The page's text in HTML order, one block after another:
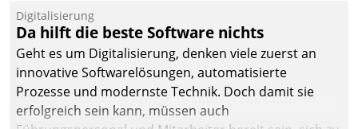
Digitalisierung
Da hilft die beste Software nichts
Geht es um Digitalisierung, denken viele zuerst an
innovative Softwarelösungen, automatisierte
Prozesse und modernste Technik. Doch damit sie
erfolgreich sein kann, müssen auch